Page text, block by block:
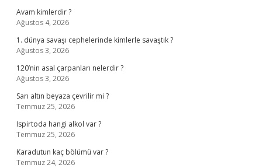
Avam kimlerdir ?
Ağustos 4, 2026
1. dünya savaşı cephelerinde kimlerle savaştık ?
Ağustos 3, 2026
120’nin asal çarpanları nelerdir ?
Ağustos 3, 2026
Sarı altın beyaza çevrilir mi ?
Temmuz 25, 2026
Ispirtoda hangi alkol var ?
Temmuz 25, 2026
Karadutun kaç bölümü var ?
Temmuz 24, 2026